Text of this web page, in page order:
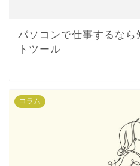
パソコンで仕事するなら
トツール
コラム